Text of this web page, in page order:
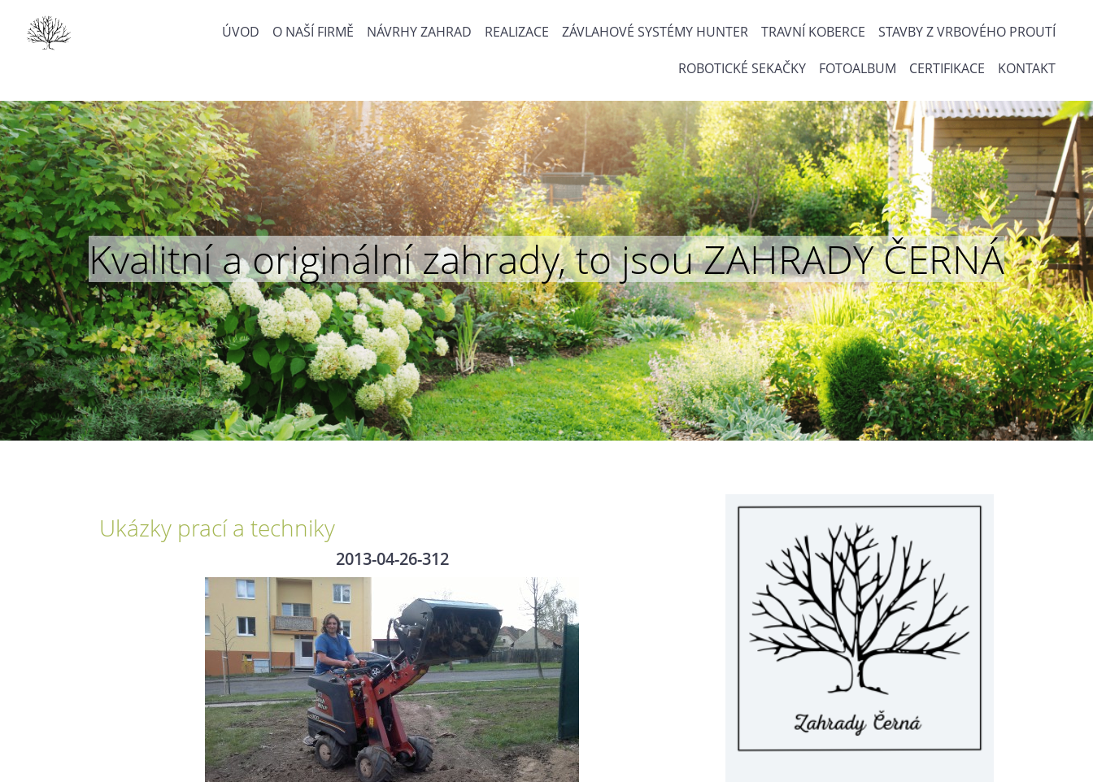
ÚVOD O NAŠÍ FIRMĚ NÁVRHY ZAHRAD REALIZACE ZÁVLAHOVÉ SYSTÉMY HUNTER TRAVNÍ KOBERCE STAVBY Z VRBOVÉHO PROUTÍ
ROBOTICKÉ SEKAČKY FOTOALBUM CERTIFIKACE KONTAKT
Kvalitní a originální zahrady, to jsou ZAHRADY ČERNÁ
Ukázky prací a techniky
2013-04-26-312